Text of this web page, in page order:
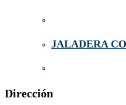
JALADERA
Dirección